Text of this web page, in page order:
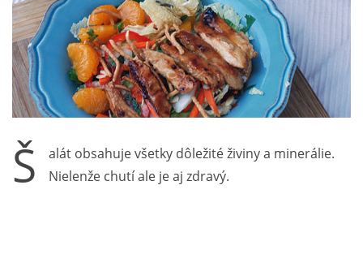
Š
alát obsahuje všetky dôležité živiny a minerálie.
Nielenže chutí ale je aj zdravý.